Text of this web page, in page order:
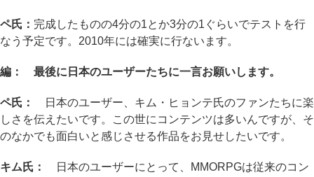
ペ氏： 完成したものの4分の1とか3分の1ぐらいでテストを行
なう予定です。2010年には確実に行ないます。
編： 最後に日本のユーザーたちに一言お願いします。
ペ氏：
日本のユーザー、キム・ヒョンテ氏のファンたちに楽
しさを伝えたいです。この世にコンテンツは多いんですが、そ
のなかでも面白いと感じさせる作品をお見せしたいです。
キム氏：
日本のユーザーにとって、MMORPGは従来のコン